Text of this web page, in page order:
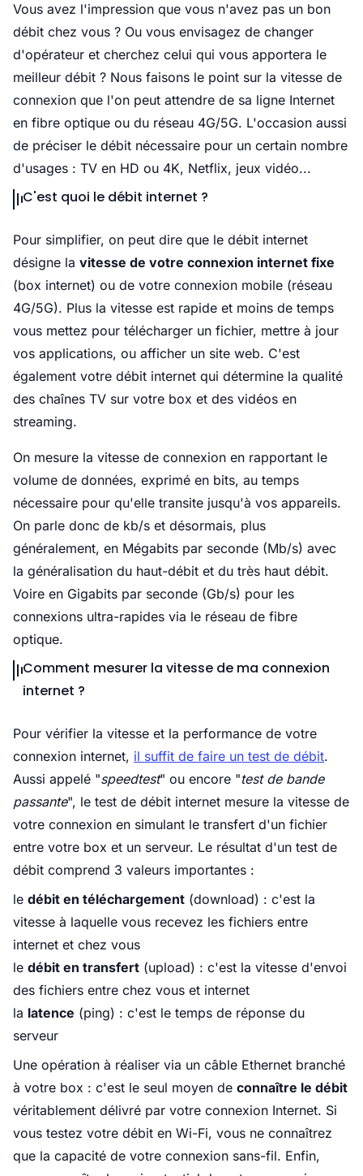
Vous avez l'impression que vous n'avez pas un bon
débit chez vous ? Ou vous envisagez de changer
d'opérateur et cherchez celui qui vous apportera le
meilleur débit ? Nous faisons le point sur la vitesse de
connexion que l'on peut attendre de sa ligne Internet
en fibre optique ou du réseau 4G/5G. L'occasion aussi
de préciser le débit nécessaire pour un certain nombre
d'usages : TV en HD ou 4K, Netflix, jeux vidéo...
C'est quoi le débit internet ?
Pour simplifier, on peut dire que le débit internet
désigne la vitesse de votre connexion internet fixe
(box internet) ou de votre connexion mobile (réseau
4G/5G). Plus la vitesse est rapide et moins de temps
vous mettez pour télécharger un fichier, mettre à jour
vos applications, ou afficher un site web. C'est
également votre débit internet qui détermine la qualité
des chaînes TV sur votre box et des vidéos en
streaming.
On mesure la vitesse de connexion en rapportant le
volume de données, exprimé en bits, au temps
nécessaire pour qu'elle transite jusqu'à vos appareils.
On parle donc de kb/s et désormais, plus
généralement, en Mégabits par seconde (Mb/s) avec
la généralisation du haut-débit et du très haut débit.
Voire en Gigabits par seconde (Gb/s) pour les
connexions ultra-rapides via le réseau de fibre
optique.
Comment mesurer la vitesse de ma connexion
internet ?
Pour vérifier la vitesse et la performance de votre
connexion internet, il suffit de faire un test de débit.
Aussi appelé "speedtest" ou encore "test de bande
passante", le test de débit internet mesure la vitesse de
votre connexion en simulant le transfert d'un fichier
entre votre box et un serveur. Le résultat d'un test de
débit comprend 3 valeurs importantes :
le débit en téléchargement (download) : c'est la
vitesse à laquelle vous recevez les fichiers entre
internet et chez vous
le débit en transfert (upload) : c'est la vitesse d'envoi
des fichiers entre chez vous et internet
la latence (ping) : c'est le temps de réponse du
serveur
Une opération à réaliser via un câble Ethernet branché
à votre box : c'est le seul moyen de connaître le débit
véritablement délivré par votre connexion Internet. Si
vous testez votre débit en Wi-Fi, vous ne connaîtrez
que la capacité de votre connexion sans-fil. Enfin,